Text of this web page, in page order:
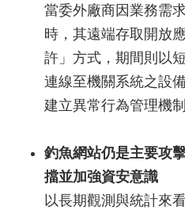
當委外廠商因業務需
時，其遠端存取開放
許」方式，期間則以
連線至機關系統之設
建立異常行為管理機
釣魚網站仍是主要攻
擋並加強資安意識
以長期觀測與統計來